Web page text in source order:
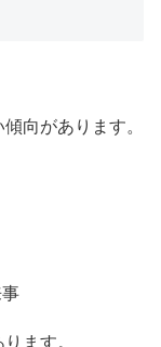
向があります。
ます。